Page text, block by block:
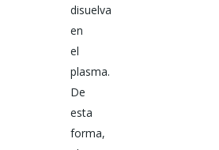
disuelva
en
el
plasma.
De
esta
forma,